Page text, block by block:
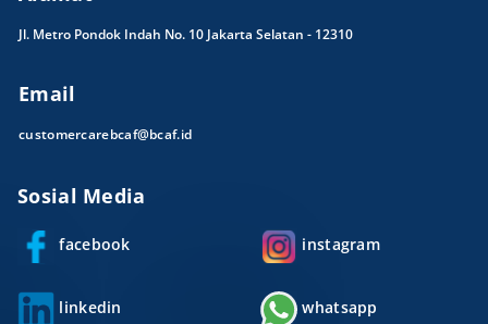
Jl. Metro Pondok Indah No. 10 Jakarta Selatan - 12310
Email
customercarebcaf@bcaf.id
Sosial Media
facebook instagram
linkedin whatsapp